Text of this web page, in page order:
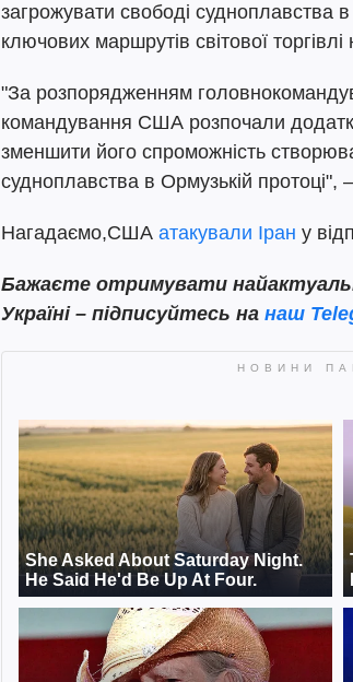
загрожувати свободі судноплавства
ключових маршрутів світової
"За розпорядженням
командування США розпочали
зменшити його спроможність
судноплавства в Ормузькій протоці",
Нагадаємо,США атакували Іран у
Бажаєте отримувати
Україні – підписуйтесь на наш